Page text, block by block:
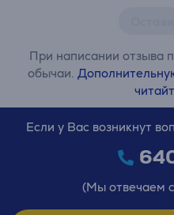
При написании отзыва
обычаи.
Если у Вас возникнут
(Мы отвечаем